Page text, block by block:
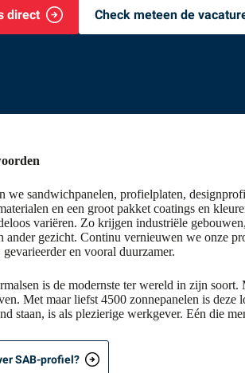
direct Check meteen de
sandwichpanelen, profielplaten,
en een groot pakket coatings en
variëren. Zo krijgen industriële
ander gezicht. Continu vernieuwen we onze
en vooral duurzamer.
is de modernste ter wereld in zijn
Met maar liefst 4500 zonnepanelen is
staan, is als plezierige werkgever. Eén die
SAB-profiel?